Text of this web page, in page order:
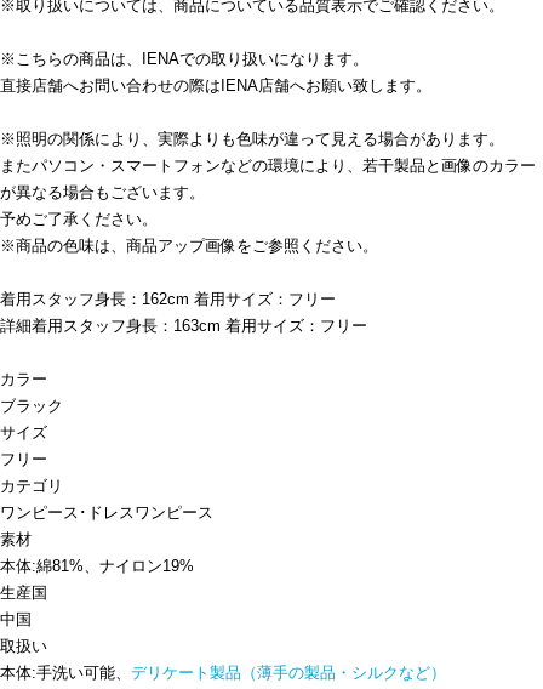
※取り扱いについては、商品についている品質表示でご確認ください。
※こちらの商品は、IENAでの取り扱いになります。
直接店舗へお問い合わせの際はIENA店舗へお願い致します。
※照明の関係により、実際よりも色味が違って見える場合があります。
またパソコン・スマートフォンなどの環境により、若干製品と画像のカラー
が異なる場合もございます。
予めご了承ください。
※商品の色味は、商品アップ画像をご参照ください。
着用スタッフ身長：162cm 着用サイズ：フリー
詳細着用スタッフ身長：163cm 着用サイズ：フリー
カラー
ブラック
サイズ
フリー
カテゴリ
ワンピース･ドレスワンピース
素材
本体:綿81%、ナイロン19%
生産国
中国
取扱い
本体:手洗い可能、 デリケート製品（薄手の製品・シルクなど）